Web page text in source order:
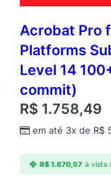
Acrobat Pro
Platforms
Level 14
commit)
R$ 1.758,49
em até 3x de R$
R$1.670,57 à vista